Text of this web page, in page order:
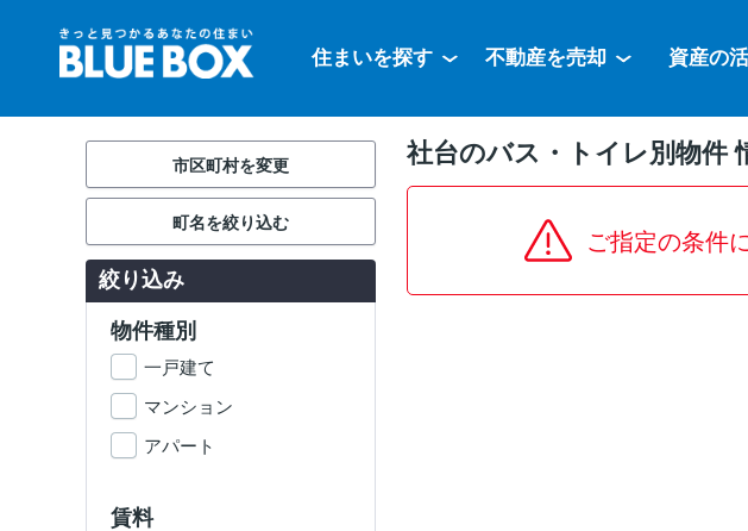
住まいを探す 不動産を売却 資産の
社台のバス・トイレ別物件
ご指定の条件
市区町村を変更
町名を絞り込む
絞り込み
物件種別
一戸建て
マンション
アパート
賃料